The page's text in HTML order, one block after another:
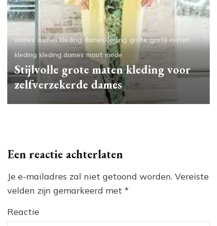
dames dames kleding dameskleding grote grote maten
kleding kleding dames maat mode
Stijlvolle grote maten kleding voor
zelfverzekerde dames
Een reactie achterlaten
Je e-mailadres zal niet getoond worden. Vereiste
velden zijn gemarkeerd met *
Reactie